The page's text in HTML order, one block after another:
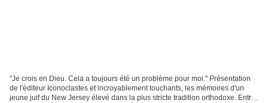
"Je crois en Dieu. Cela a toujours été un problème pour moi." Présentation
de l'éditeur Iconoclastes et incroyablement touchants, les mémoires d'un
jeune juif du New Jersey élevé dans la plus stricte tradition orthodoxe. Entre